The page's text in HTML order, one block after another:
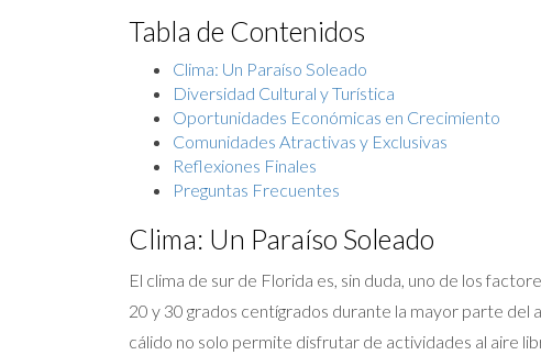
Tabla de Contenidos
Clima: Un Paraíso Soleado
Diversidad Cultural y Turística
Oportunidades Económicas en Crecimiento
Comunidades Atractivas y Exclusivas
Reflexiones Finales
Preguntas Frecuentes
Clima: Un Paraíso Soleado
El clima de sur de Florida es, sin duda, uno de los
20 y 30 grados centígrados durante la mayor parte del
cálido no solo permite disfrutar de actividades al aire